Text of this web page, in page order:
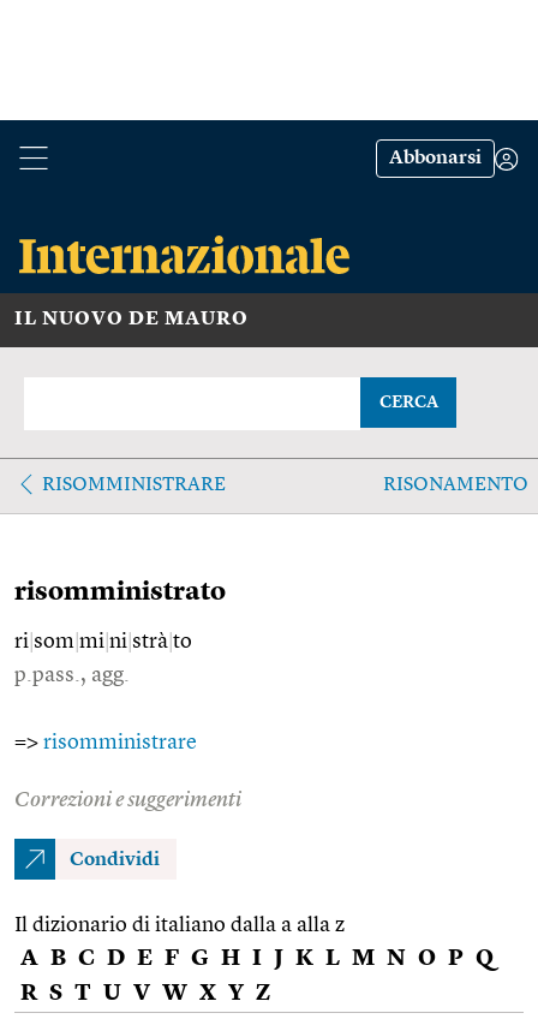
Abbonarsi
IL NUOVO DE MAURO
CERCA
RISOMMINISTRARE RISONAMENTO
risomministrato
ri som mi ni strà to
p.pass., agg.
=> risomministrare
Correzioni e suggerimenti
Condividi
Il dizionario di italiano dalla a alla z
A B C D E F G H I J K L M N O P Q
R S T U V W X Y Z